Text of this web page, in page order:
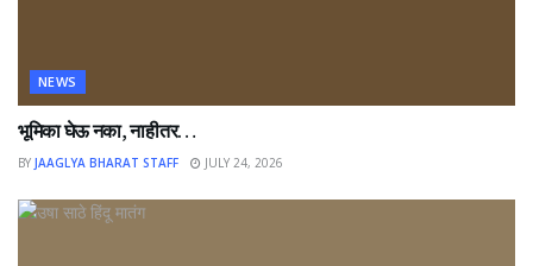
NEWS
भूमिका घेऊ नका, नाहीतर…
BY JAAGLYA BHARAT STAFF JULY 24, 2026